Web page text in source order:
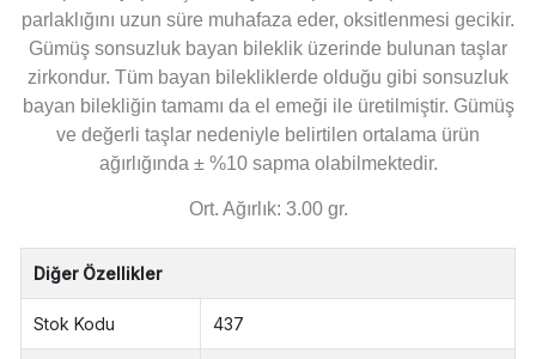
parlaklığını uzun süre muhafaza eder, oksitlenmesi gecikir.
Gümüş sonsuzluk bayan bileklik üzerinde bulunan taşlar
zirkondur. Tüm bayan bilekliklerde olduğu gibi sonsuzluk
bayan bilekliğin tamamı da el emeği ile üretilmiştir. Gümüş
ve değerli taşlar nedeniyle belirtilen ortalama ürün
ağırlığında ± %10 sapma olabilmektedir.
Ort. Ağırlık: 3.00 gr.
Diğer Özellikler
Stok Kodu 437